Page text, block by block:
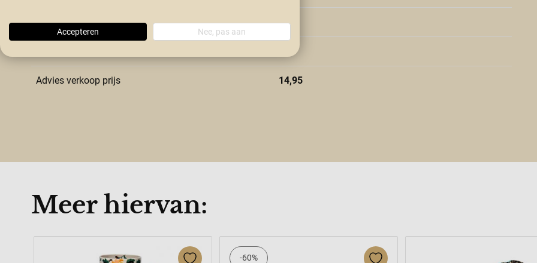
Land van herkomst India
Advies verkoop prijs 14,95
Meer hiervan:
Press to skip carousel
-60%
Accepteren Nee, pas aan